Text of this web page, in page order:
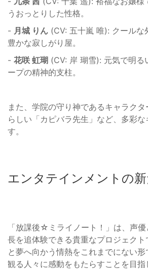
うおっとりした性格。
- 月城 りん (CV: 五十嵐 唯): クールな
豊かな寂しがり屋。
- 花咲 虹瑚 (CV: 岸 瑚雪): 元気で明る
ープの精神的支柱。
また、学院の守り神であるキャラク
らしい「カピバラ先生」など、多彩な
す。
エンタテインメントの
「放課後☆ミライノート！」は、声
長を追体験できる貴重なプロジェク
と夢へ向かう情熱をこれまでにない形
観る人々に感動をもたらすことを目